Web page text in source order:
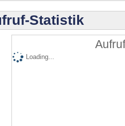
Statistik
Loading...